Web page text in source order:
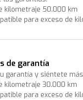
kilometraje 50.000 km
para exceso de
de garantía
garantía y siéntete
kilometraje 30.000 km
para exceso de